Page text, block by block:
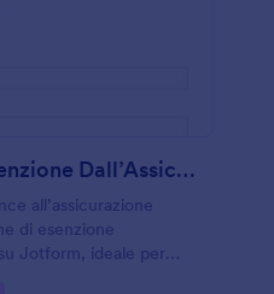
Dichiarazione Di Esenzione Dall’Assicurazione Viaggio
all’assicurazione
di esenzione
Jotform, ideale per